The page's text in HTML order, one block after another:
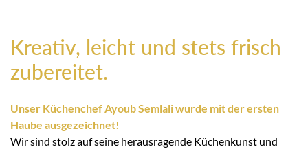
Kreativ, leicht und stets frisch
zubereitet.
Unser Küchenchef Ayoub Semlali wurde mit der ersten
Haube ausgezeichnet!
Wir sind stolz auf seine herausragende Küchenkunst und